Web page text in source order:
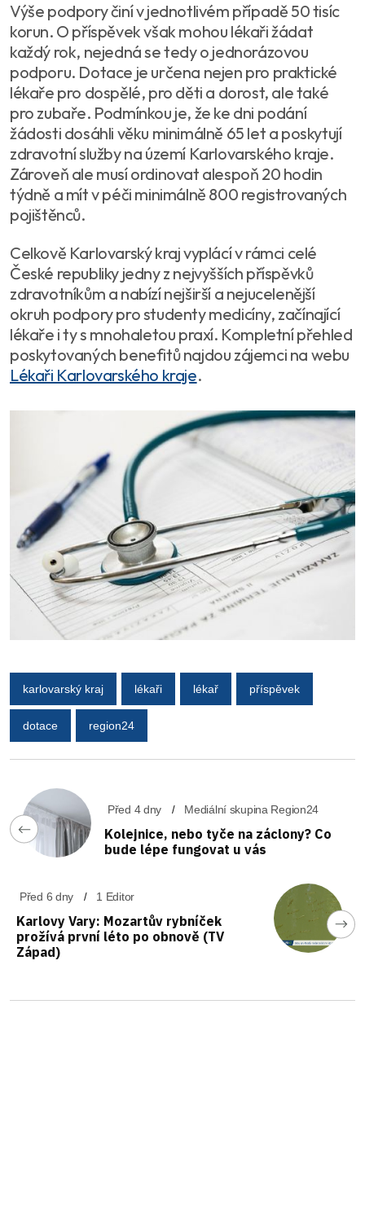
Výše podpory činí v jednotlivém případě 50 tisíc
korun. O příspěvek však mohou lékaři žádat
každý rok, nejedná se tedy o jednorázovou
podporu. Dotace je určena nejen pro praktické
lékaře pro dospělé, pro děti a dorost, ale také
pro zubaře. Podmínkou je, že ke dni podání
žádosti dosáhli věku minimálně 65 let a poskytují
zdravotní služby na území Karlovarského kraje.
Zároveň ale musí ordinovat alespoň 20 hodin
týdně a mít v péči minimálně 800 registrovaných
pojištěnců.
Celkově Karlovarský kraj vyplácí v rámci celé
České republiky jedny z nejvyšších příspěvků
zdravotníkům a nabízí nejširší a nejucelenější
okruh podpory pro studenty medicíny, začínající
lékaře i ty s mnohaletou praxí. Kompletní přehled
poskytovaných benefitů najdou zájemci na webu
Lékaři Karlovarského kraje.
karlovarský kraj lékaři lékař příspěvek
dotace region24
Před 4 dny Mediální skupina Region24
Kolejnice, nebo tyče na záclony? Co
bude lépe fungovat u vás
Před 6 dny 1 Editor
Karlovy Vary: Mozartův rybníček
prožívá první léto po obnově (TV
Západ)